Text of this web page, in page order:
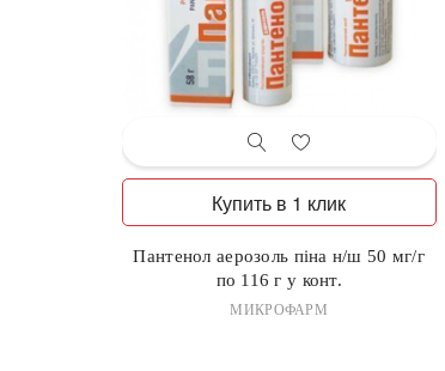
Купить в 1 клик
Пантенол аерозоль піна н/ш 50 мг/г
по 116 г у конт.
МИКРОФАРМ